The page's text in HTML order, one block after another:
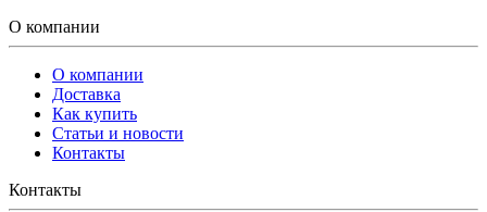
О компании
О компании
Доставка
Как купить
Статьи и новости
Контакты
Контакты